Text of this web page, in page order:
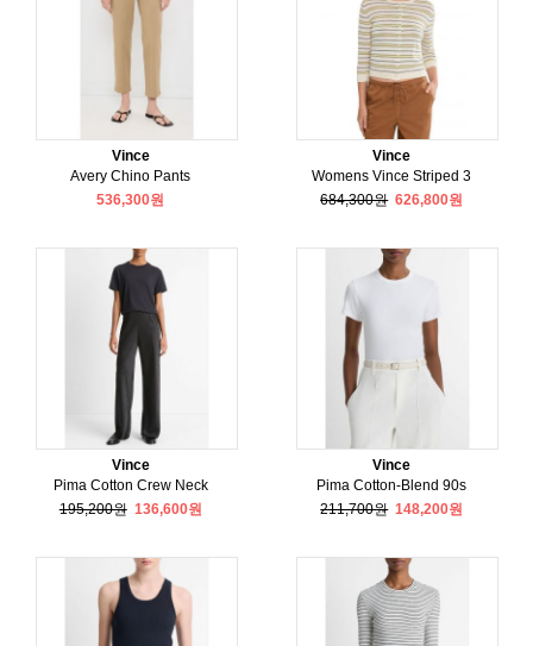
Vince
Avery Chino Pants
536,300원
Vince
Womens Vince Striped 3
684,300원 626,800원
Vince
Pima Cotton Crew Neck
195,200원 136,600원
Vince
Pima Cotton-Blend 90s
211,700원 148,200원